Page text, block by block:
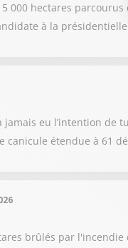
000 hectares
à la
jamais eu l’intention de
canicule étendue à 61
brûlés par